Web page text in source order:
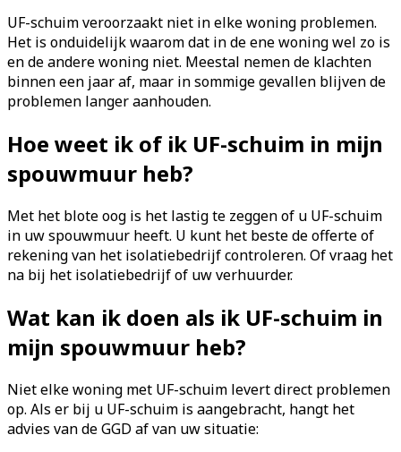
UF-schuim veroorzaakt niet in elke woning problemen.
Het is onduidelijk waarom dat in de ene woning wel zo is
en de andere woning niet. Meestal nemen de klachten
binnen een jaar af, maar in sommige gevallen blijven de
problemen langer aanhouden.
Hoe weet ik of ik UF-schuim in mijn
spouwmuur heb?
Met het blote oog is het lastig te zeggen of u UF-schuim
in uw spouwmuur heeft. U kunt het beste de offerte of
rekening van het isolatiebedrijf controleren. Of vraag het
na bij het isolatiebedrijf of uw verhuurder.
Wat kan ik doen als ik UF-schuim in
mijn spouwmuur heb?
Niet elke woning met UF-schuim levert direct problemen
op. Als er bij u UF-schuim is aangebracht, hangt het
advies van de GGD af van uw situatie: